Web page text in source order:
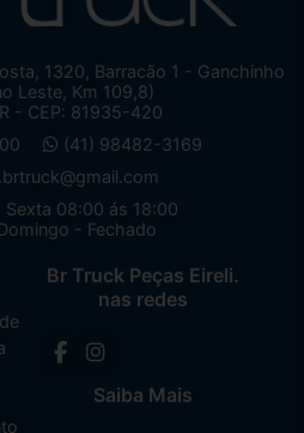
1320, Barracão 1 - Ganchinho
Leste, Km 109,8)
- CEP: 81935-420
(41) 98482-3169
08:00 ás 18:00
- Fechado
Br Truck Peças Eireli.
nas redes
Saiba Mais